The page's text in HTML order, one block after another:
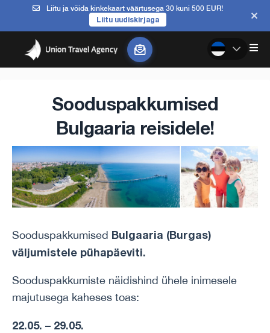
Liitu ja võida kinkekaart väärtusega 30 kuni 500 EUR!
Liitu uudiskirjaga
Sooduspakkumised
Bulgaaria reisidele!
Sooduspakkumised Bulgaaria (Burgas)
väljumistele pühapäeviti.
Sooduspakkumiste näidishind ühele inimesele
majutusega kaheses toas:
22.05. – 29.05.